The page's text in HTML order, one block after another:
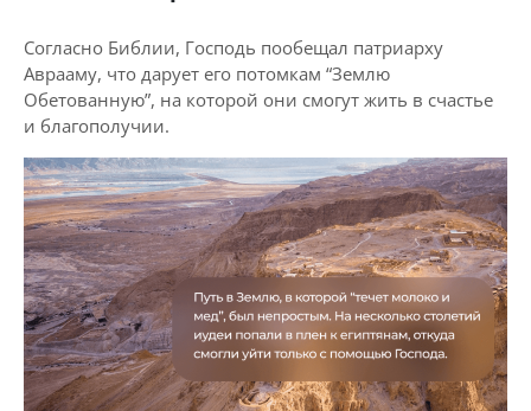
Согласно Библии, Господь пообещал патриарху
Аврааму, что дарует его потомкам “Землю
Обетованную”, на которой они смогут жить в счастье
и благополучии.